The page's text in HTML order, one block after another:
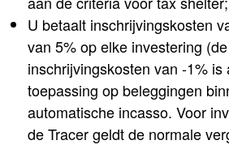
U betaalt inschrijvingskosten
van 5% op elke investering
inschrijvingskosten van -1% is
toepassing op beleggingen
automatische incasso. Voor
de Tracer geldt de normale